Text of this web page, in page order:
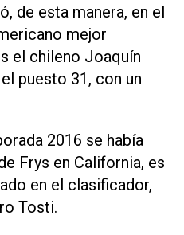
de esta manera, en el
mejor
el chileno Joaquín
puesto 31, con un
2016 se había
Frys en California, es
en el clasificador,
Tosti.